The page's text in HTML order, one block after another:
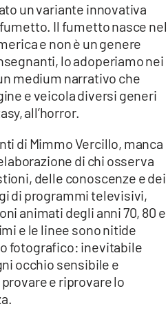
un variante innovativa
Il fumetto nasce nel
e non è un genere
lo adoperiamo nei
medium narrativo che
e veicola diversi generi
all’horror.
di Mimmo Vercillo, manca
di chi osserva
delle conoscenze e dei
di programmi televisivi,
animati degli anni 70, 80 e
e le linee sono nitide
fotografico: inevitabile
occhio sensibile e
e riprovare lo